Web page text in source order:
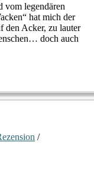
vom legendären
hat mich der
den Acker, zu lauter
doch auch
/